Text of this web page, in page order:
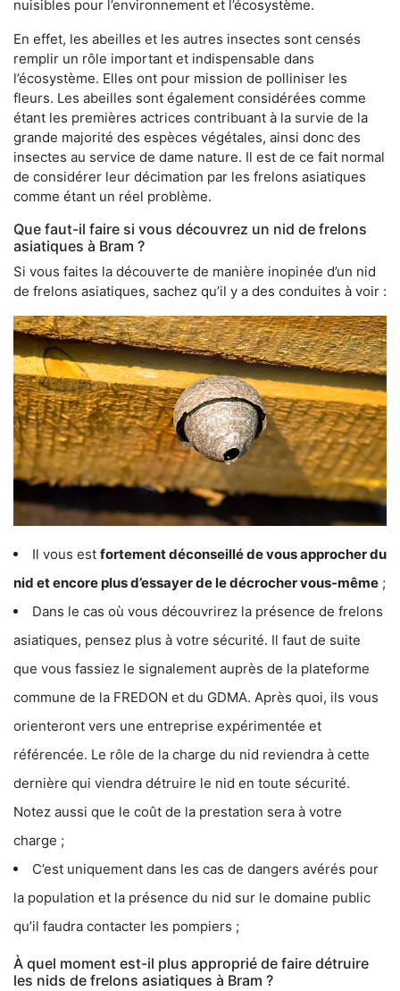
nuisibles pour l’environnement et l’écosystème.
En effet, les abeilles et les autres insectes sont censés
remplir un rôle important et indispensable dans
l’écosystème. Elles ont pour mission de polliniser les
fleurs. Les abeilles sont également considérées comme
étant les premières actrices contribuant à la survie de la
grande majorité des espèces végétales, ainsi donc des
insectes au service de dame nature. Il est de ce fait normal
de considérer leur décimation par les frelons asiatiques
comme étant un réel problème.
Que faut-il faire si vous découvrez un nid de frelons
asiatiques à Bram ?
Si vous faites la découverte de manière inopinée d’un nid
de frelons asiatiques, sachez qu’il y a des conduites à voir :
Il vous est fortement déconseillé de vous approcher du
nid et encore plus d’essayer de le décrocher vous-même ;
Dans le cas où vous découvrirez la présence de frelons
asiatiques, pensez plus à votre sécurité. Il faut de suite
que vous fassiez le signalement auprès de la plateforme
commune de la FREDON et du GDMA. Après quoi, ils vous
orienteront vers une entreprise expérimentée et
référencée. Le rôle de la charge du nid reviendra à cette
dernière qui viendra détruire le nid en toute sécurité.
Notez aussi que le coût de la prestation sera à votre
charge ;
C’est uniquement dans les cas de dangers avérés pour
la population et la présence du nid sur le domaine public
qu’il faudra contacter les pompiers ;
À quel moment est-il plus approprié de faire détruire
les nids de frelons asiatiques à Bram ?